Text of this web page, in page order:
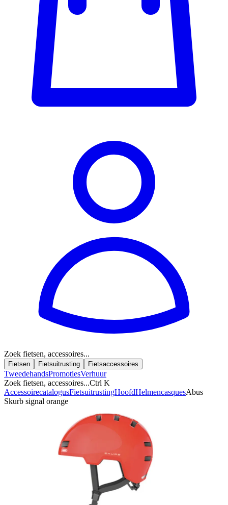
Zoek fietsen, accessoires...
Fietsen Fietsuitrusting Fietsaccessoires
TweedehandsPromotiesVerhuur
Zoek fietsen, accessoires...Ctrl K
AccessoirecatalogusFietsuitrustingHoofdHelmencasquesAbus
Skurb signal orange